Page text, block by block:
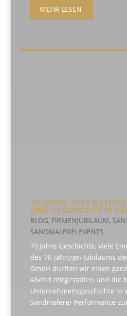
MEHR LESEN
70 JAHRE JUST
EINE GESCHICHTE IN
BLOG, FIRMENJUBILÄUM,
SANDMALEREI EVENTS
70 Jahre Geschichte, viele
des 70-jährigen Jubiläums
GmbH durften wir einen
Abend mitgestalten und die
Unternehmensgeschichte in
Sandmalerei-Performance